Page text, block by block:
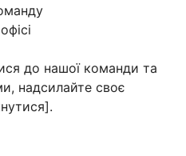
до нашої команди та
надсилайте своє